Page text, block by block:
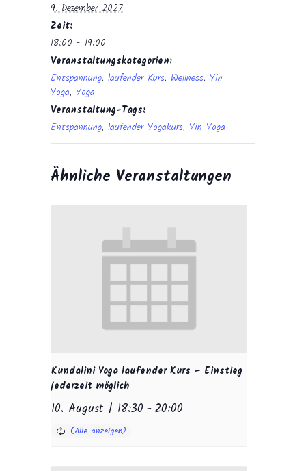
9. Dezember 2027
Zeit:
18:00 - 19:00
Veranstaltungskategorien:
Entspannung, laufender Kurs, Wellness, Yin
Yoga, Yoga
Veranstaltung-Tags:
Entspannung, laufender Yogakurs, Yin Yoga
Ähnliche Veranstaltungen
Kundalini Yoga laufender Kurs – Einstieg
jederzeit möglich
10. August | 18:30 -20:00